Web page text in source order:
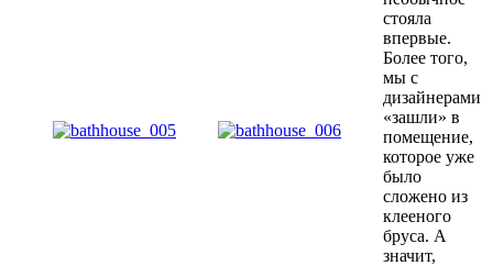
стояла
впервые.
Более того,
мы с
дизайнерами
«зашли» в
помещение,
которое уже
было
сложено из
клееного
бруса. А
значит,